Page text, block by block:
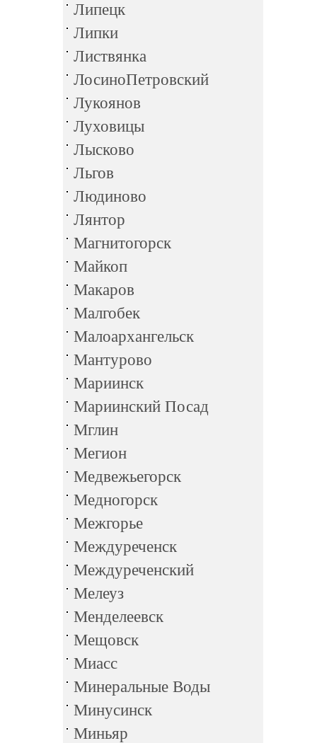
Липецк
Липки
Листвянка
ЛосиноПетровский
Лукоянов
Луховицы
Лысково
Льгов
Людиново
Лянтор
Магнитогорск
Майкоп
Макаров
Малгобек
Малоархангельск
Мантурово
Мариинск
Мариинский Посад
Мглин
Мегион
Медвежьегорск
Медногорск
Межгорье
Междуреченск
Междуреченский
Мелеуз
Менделеевск
Мещовск
Миасс
Минеральные Воды
Минусинск
Миньяр